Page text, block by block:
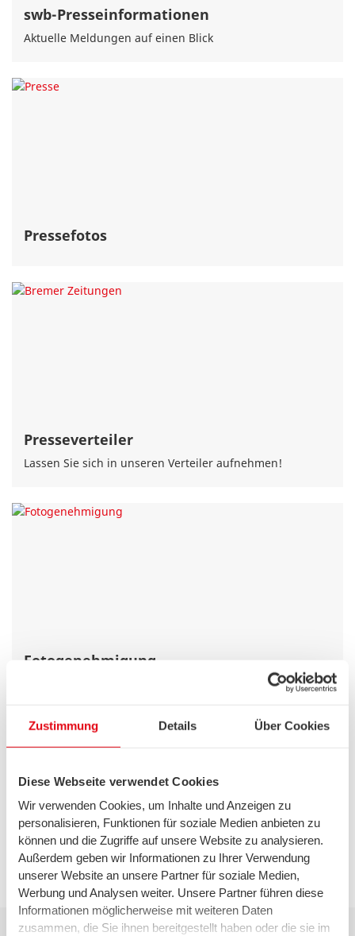
Zustimmung Details Über Cookies
Diese Webseite verwendet Cookies
Wir verwenden Cookies, um Inhalte und Anzeigen zu
personalisieren, Funktionen für soziale Medien anbieten zu
können und die Zugriffe auf unsere Website zu analysieren.
Außerdem geben wir Informationen zu Ihrer Verwendung
unserer Website an unsere Partner für soziale Medien,
Werbung und Analysen weiter. Unsere Partner führen diese
Informationen möglicherweise mit weiteren Daten
zusammen, die Sie ihnen bereitgestellt haben oder die sie im
swb-Presseinformationen
Aktuelle Meldungen auf einen Blick
Pressefotos
Presseverteiler
Lassen Sie sich in unseren Verteiler aufnehmen!
Fotogenehmigung
Drehgenehmigung